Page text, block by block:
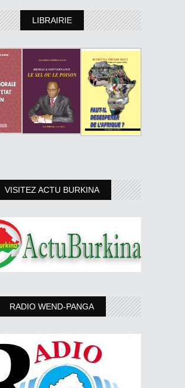
LIBRAIRIE
VISITEZ ACTU BURKINA
RADIO WEND-PANGA